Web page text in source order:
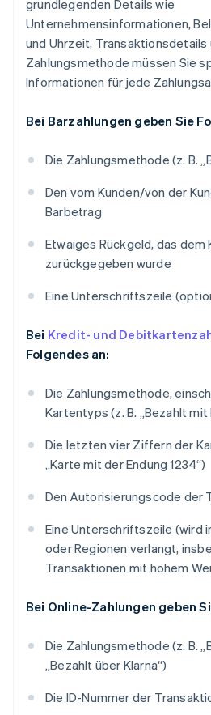
grundlegenden Details wie
Unternehmensinformationen,
und Uhrzeit, Transaktionsdetails
Zahlungsmethode müssen Sie
Informationen für jede
Bei Barzahlungen geben Sie
Die Zahlungsmethode (z. B.
Den vom Kunden/von der
Barbetrag
Etwaiges Rückgeld, das dem
zurückgegeben wurde
Eine Unterschriftszeile
Bei Kredit- und
Folgendes an:
Die Zahlungsmethode,
Kartentyps (z. B. „Bezahlt
Die letzten vier Ziffern der
„Karte mit der Endung 1234“)
Den Autorisierungscode der
Eine Unterschriftszeile (wird
oder Regionen verlangt,
Transaktionen mit hohem
Bei Online-Zahlungen geben
Die Zahlungsmethode (z. B.
„Bezahlt über Klarna“)
Die ID-Nummer der